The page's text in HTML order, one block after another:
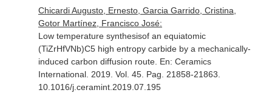
Chicardi Augusto, Ernesto, Garcia Garrido, Cristina,
Gotor Martínez, Francisco José:
Low temperature synthesisof an equiatomic
(TiZrHfVNb)C5 high entropy carbide by a mechanically-
induced carbon diffusion route. En: Ceramics
International. 2019. Vol. 45. Pag. 21858-21863.
10.1016/j.ceramint.2019.07.195